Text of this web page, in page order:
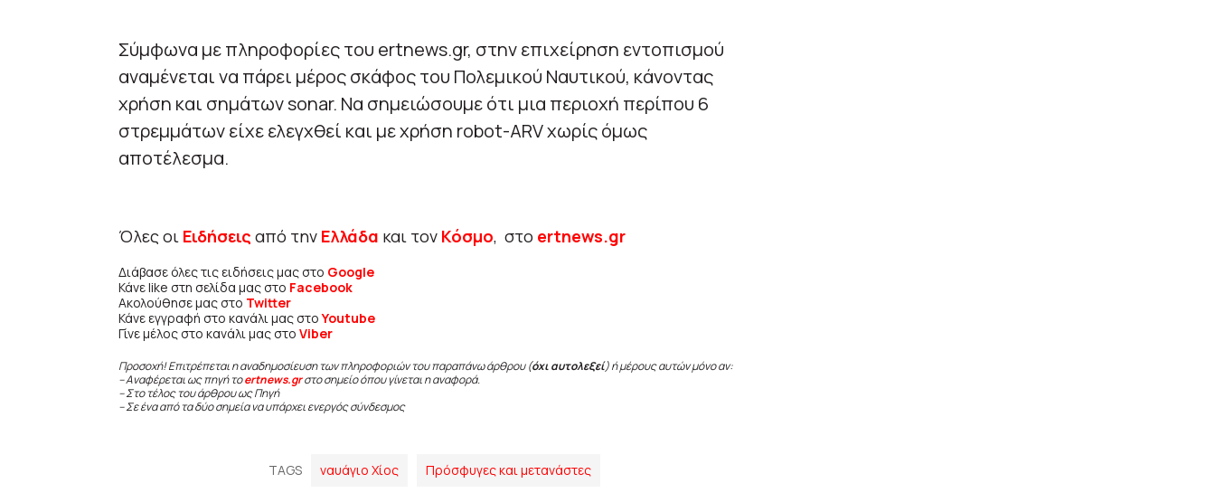
Σύμφωνα με πληροφορίες του ertnews.gr, στην επιχείρηση εντοπισμού
αναμένεται να πάρει μέρος σκάφος του Πολεμικού Ναυτικού, κάνοντας
χρήση και σημάτων sonar. Να σημειώσουμε ότι μια περιοχή περίπου 6
στρεμμάτων είχε ελεγχθεί και με χρήση robot-ARV χωρίς όμως
αποτέλεσμα.
Όλες οι Ειδήσεις από την Ελλάδα και τον Κόσμο, στο ertnews.gr
Διάβασε όλες τις ειδήσεις μας στο Google
Κάνε like στη σελίδα μας στο Facebook
Ακολούθησε μας στο Twitter
Κάνε εγγραφή στο κανάλι μας στοYoutube
Γίνε μέλος στο κανάλι μας στο Viber
Προσοχή! Επιτρέπεται η αναδημοσίευση των πληροφοριών του παραπάνω άρθρου (όχι αυτολεξεί) ή μέρους αυτών μόνο αν:
– Αναφέρεται ως πηγή τοertnews.gr στο σημείο όπου γίνεται η αναφορά.
– Στο τέλος του άρθρου ως Πηγή
– Σε ένα από τα δύο σημεία να υπάρχει ενεργός σύνδεσμος
TAGS ναυάγιο Χίος Πρόσφυγες και μετανάστες